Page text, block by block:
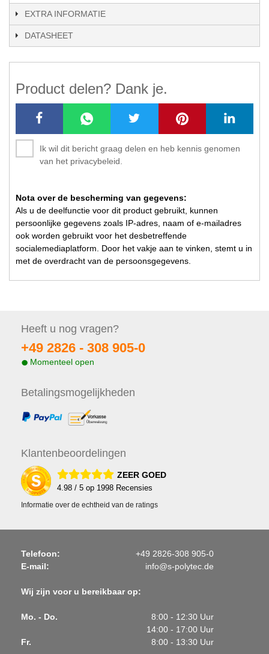
EXTRA INFORMATIE
DATASHEET
Product delen? Dank je.
Ik wil dit bericht graag delen en heb kennis genomen
van het privacybeleid.
Nota over de bescherming van gegevens:
Als u de deelfunctie voor dit product gebruikt, kunnen
persoonlijke gegevens zoals IP-adres, naam of e-mailadres
ook worden gebruikt voor het desbetreffende
socialemediaplatform. Door het vakje aan te vinken, stemt u in
met de overdracht van de persoonsgegevens.
Heeft u nog vragen?
+49 2826 - 308 905-0
Momenteel open
Betalingsmogelijkheden
Klantenbeoordelingen
ZEER GOED
4.98 / 5 op 1998 Recensies
Informatie over de echtheid van de ratings
Telefoon:
+49 2826-308 905-0
E-mail:
info@s-polytec.de
Wij zijn voor u bereikbaar op:
Mo. - Do.
8:00 - 12:30 Uur
14:00 - 17:00 Uur
Fr.
8:00 - 13:30 Uur